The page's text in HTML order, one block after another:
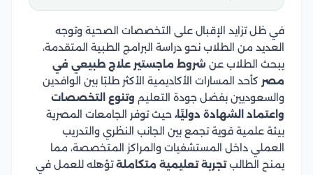
في ظل تزايد الإقبال على التخصصات الصحية وتوجه
العديد من الطلاب نحو دراسة البرامج الطبية المتقدمة،
يبحث الطلاب عن شروط ماجستير علاج طبيعي في
مصر كأحد المسارات الأكاديمية الأكثر طلبًا بين الوافدين
والسعوديين بفضل جودة التعليم وتنوع التخصصات
واعتماد الشهادة دوليًا، حيث توفر الجامعات المصرية
بيئة علمية قوية تجمع بين الجانب النظري والتدريب
العملي داخل المستشفيات والمراكز المتخصصة، مما
يمنح الطالبتجربة تعليمية متكاملةتؤهله للعمل في